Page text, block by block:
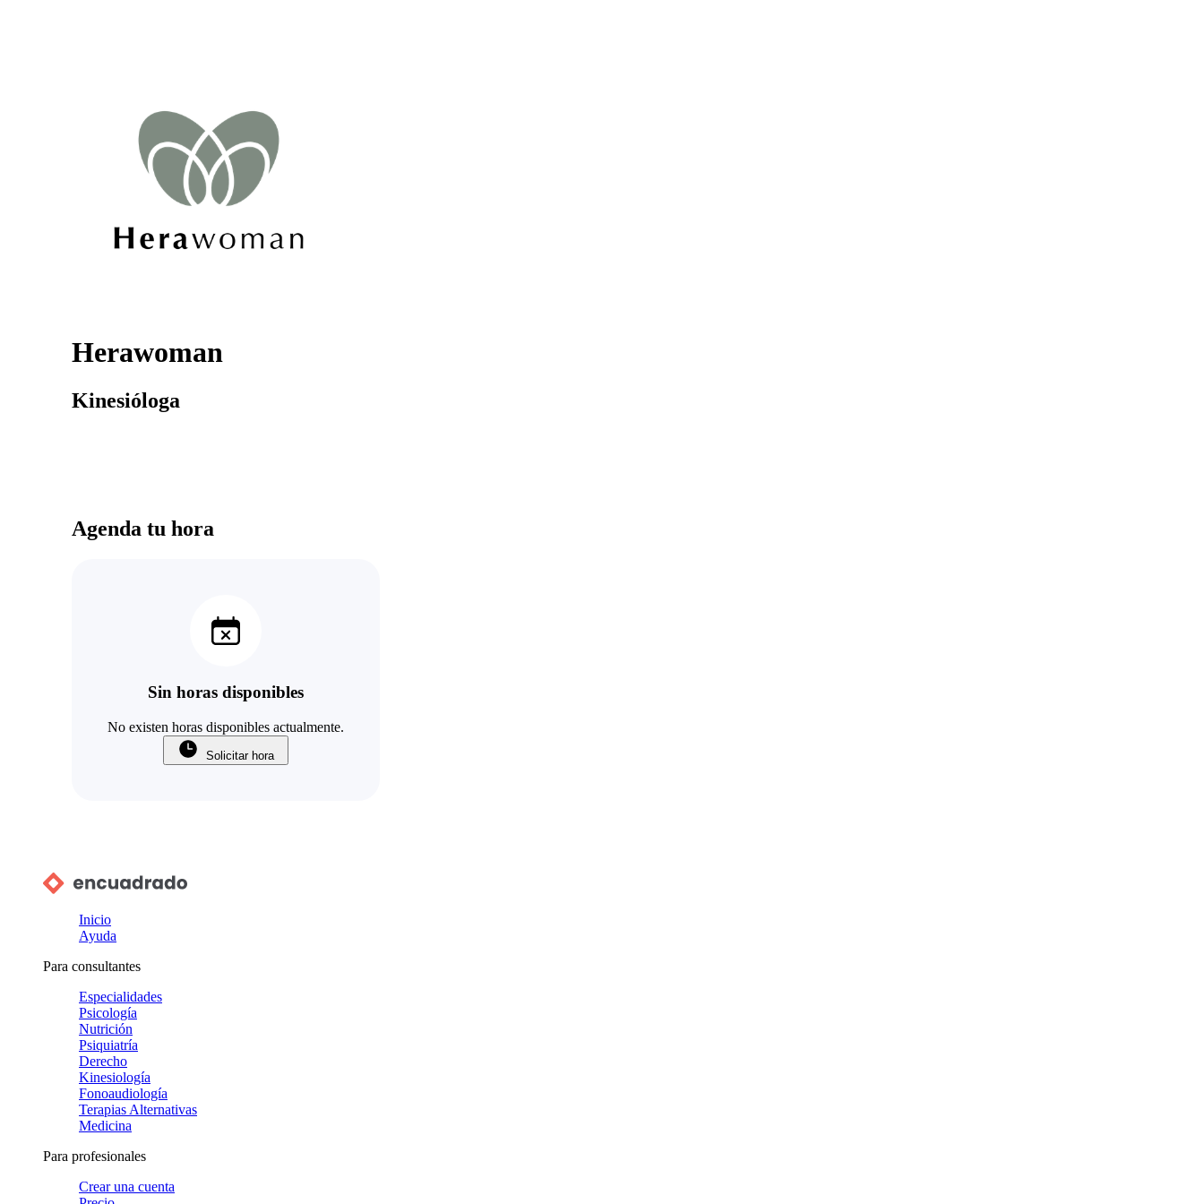
Herawoman
Kinesióloga
Agenda tu hora
Sin horas disponibles
No existen horas disponibles actualmente.
Solicitar hora
Inicio
Ayuda
Para consultantes
Especialidades
Psicología
Nutrición
Psiquiatría
Derecho
Kinesiología
Fonoaudiología
Terapias Alternativas
Medicina
Para profesionales
Crear una cuenta